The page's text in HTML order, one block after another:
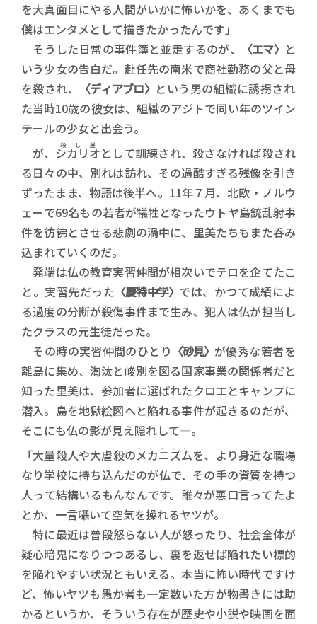
を大真面目にやる人間がいかに怖いかを、あくまでも
僕はエンタメとして描きたかったんです」
そうした日常の事件簿と並走するのが、
〈エマ〉 と
いう少女の告白だ。赴任先の南米で商社勤務の父と母
を殺され、
〈ディアブロ〉 という男の組織に誘拐され
た当時10歳の彼女は、組織のアジトで同い年のツイン
テールの少女と出会う。
が、 シカリオ
殺し屋
として訓練され、殺さなければ殺され
る日々の中、別れは訪れ、その過酷すぎる残像を引き
ずったまま、物語は後半へ。11年７月、北欧・ノルウ
ェーで69名もの若者が犠牲となったウトヤ島銃乱射事
件を彷彿とさせる悲劇の渦中に、里美たちもまた呑み
込まれていくのだ。
発端は仏の教育実習仲間が相次いでテロを企てたこ
と。実習先だった 〈慶特中学〉 では、かつて成績によ
る過度の分断が殺傷事件まで生み、犯人は仏が担当し
たクラスの元生徒だった。
その時の実習仲間のひとり 〈砂見〉 が優秀な若者を
離島に集め、淘汰と峻別を図る国家事業の関係者だと
知った里美は、参加者に選ばれたクロエとキャンプに
潜入。島を地獄絵図へと陥れる事件が起きるのだが、
そこにも仏の影が見え隠れして―。
「大量殺人や大虐殺のメカニズム
、、、、、
を、より身近な職場
なり学校に持ち込んだのが仏で、その手の資質を持つ
人って結構いるもんなんです。誰々が悪口言ってたよ
とか、一言囁いて空気を操れるヤツが。
特に最近は普段怒らない人が怒ったり、社会全体が
疑心暗鬼になりつつあるし、裏を返せば陥れたい標的
を陥れやすい状況ともいえる。本当に怖い時代ですけ
ど、怖いヤツも愚か者も一定数いた方が物書きには助
かるというか、そういう存在が歴史や小説や映画を面